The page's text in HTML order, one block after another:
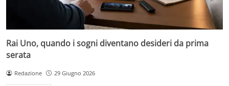
Rai Uno, quando i sogni diventano desideri da prima
serata
Redazione 29 Giugno 2026